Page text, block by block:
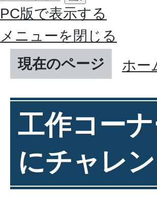
PC版で表示する
メニューを閉じる
現在のページ
ホー
工作コー
にチャレン